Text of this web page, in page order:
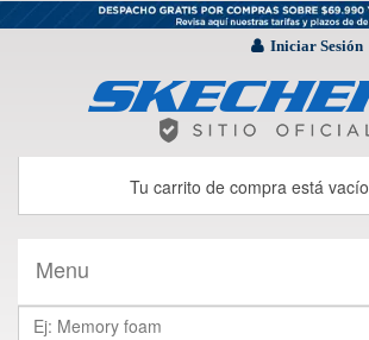
Iniciar Sesión
Tu carrito de compra está vacío
Menu